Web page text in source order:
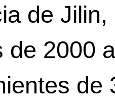
de
de 2000
de